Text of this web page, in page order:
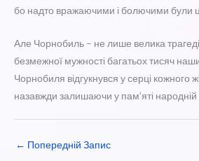
бо надто вражаючими і болючими були
Але Чорнобиль – не лише велика
безмежної мужності багатьох тисяч
Чорнобиля відгукнувся у серці кожного
назавжди залишаючи у пам’яті народній
← Попередній Запис